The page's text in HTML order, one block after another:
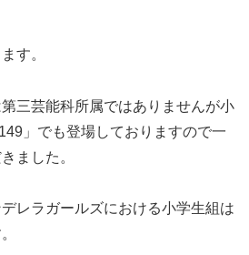
す。
三芸能科所属ではありませんが小
」でも登場しておりますので一
ました。
レラガールズにおける小学生組は